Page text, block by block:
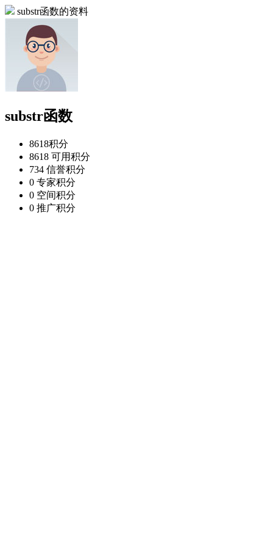
substr函数的资料
substr函数
8618积分
8618 可用积分
734 信誉积分
0 专家积分
0 空间积分
0 推广积分